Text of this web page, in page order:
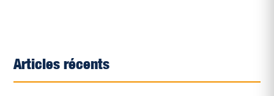
Articles récents